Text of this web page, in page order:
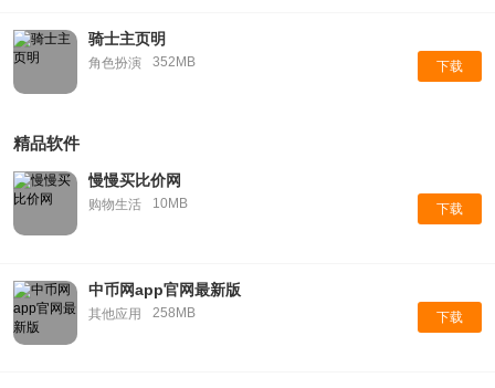
骑士主页明
角色扮演 352MB 下载
精品软件
慢慢买比价网
购物生活 10MB 下载
中币网app官网最新版
其他应用 258MB 下载